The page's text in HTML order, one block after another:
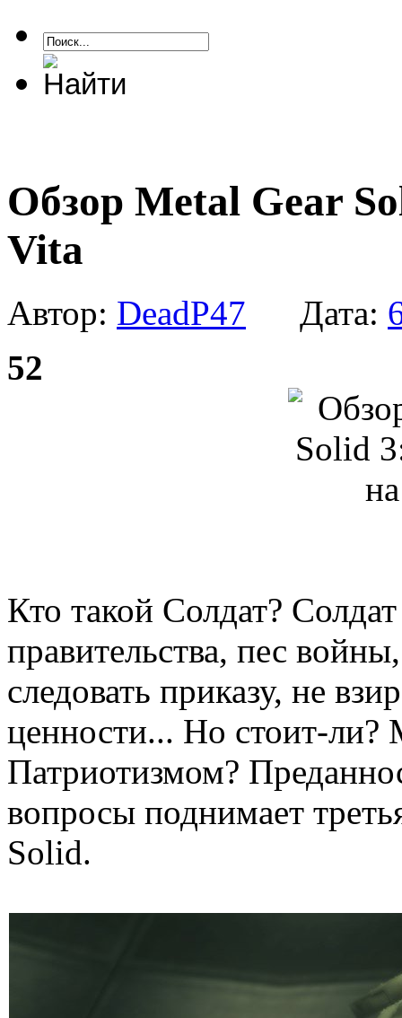
Обзор Metal Gear
Vita
Автор: DeadP47 Дата:
52
Кто такой Солдат?
правительства, пес
следовать приказу, не
ценности... Но стоит-ли?
Патриотизмом?
вопросы поднимает
Solid.